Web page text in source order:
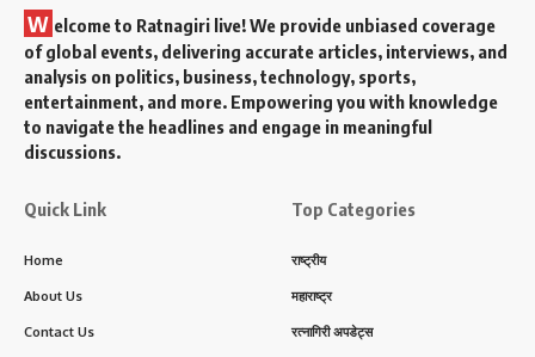
W elcome to Ratnagiri live! We provide unbiased coverage
of global events, delivering accurate articles, interviews, and
analysis on politics, business, technology, sports,
entertainment, and more. Empowering you with knowledge
to navigate the headlines and engage in meaningful
discussions.
Quick Link
Home
About Us
Contact Us
Top Categories
राष्ट्रीय
महाराष्ट्र
रत्नागिरी अपडेट्स